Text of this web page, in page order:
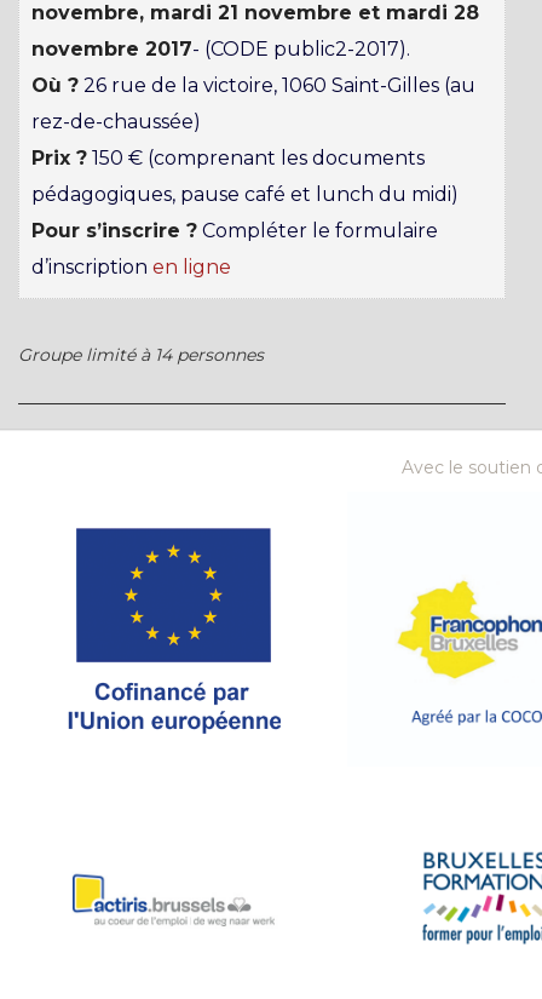
novembre, mardi 21 novembre et mardi 28
novembre 2017- (CODE public2-2017).
Où ? 26 rue de la victoire, 1060 Saint-Gilles (au
rez-de-chaussée)
Prix ? 150 € (comprenant les documents
pédagogiques, pause café et lunch du midi)
Pour s’inscrire ? Compléter le formulaire
d’inscription en ligne
Groupe limité à 14 personnes
Avec le soutien